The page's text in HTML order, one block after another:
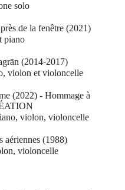
solo
de la fenêtre(2021)
piano
(2014-2017)
violon et violoncelle
(2022) - Hommage à
violon, violoncelle
aériennes(1988)
violoncelle